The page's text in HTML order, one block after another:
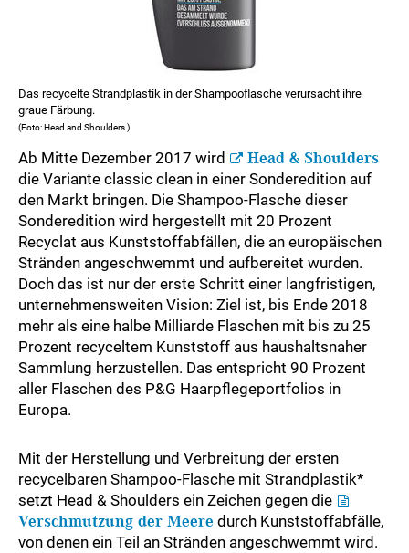
Das recycelte Strandplastik in der Shampooflasche verursacht ihre
graue Färbung.
(Foto: Head and Shoulders )
Ab Mitte Dezember 2017 wird Head & Shoulders
die Variante classic clean in einer Sonderedition auf
den Markt bringen. Die Shampoo-Flasche dieser
Sonderedition wird hergestellt mit 20 Prozent
Recyclat aus Kunststoffabfällen, die an europäischen
Stränden angeschwemmt und aufbereitet wurden.
Doch das ist nur der erste Schritt einer langfristigen,
unternehmensweiten Vision: Ziel ist, bis Ende 2018
mehr als eine halbe Milliarde Flaschen mit bis zu 25
Prozent recyceltem Kunststoff aus haushaltsnaher
Sammlung herzustellen. Das entspricht 90 Prozent
aller Flaschen des P&G Haarpflegeportfolios in
Europa.
Mit der Herstellung und Verbreitung der ersten
recycelbaren Shampoo-Flasche mit Strandplastik*
setzt Head & Shoulders ein Zeichen gegen die
Verschmutzung der Meere durch Kunststoffabfälle,
von denen ein Teil an Stränden angeschwemmt wird.